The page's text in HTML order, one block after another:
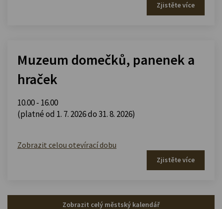
Zjistěte více
Muzeum domečků, panenek a
hraček
10.00 - 16.00
(platné od 1. 7. 2026 do 31. 8. 2026)
Zobrazit celou otevírací dobu
Zjistěte více
Zobrazit celý městský kalendář